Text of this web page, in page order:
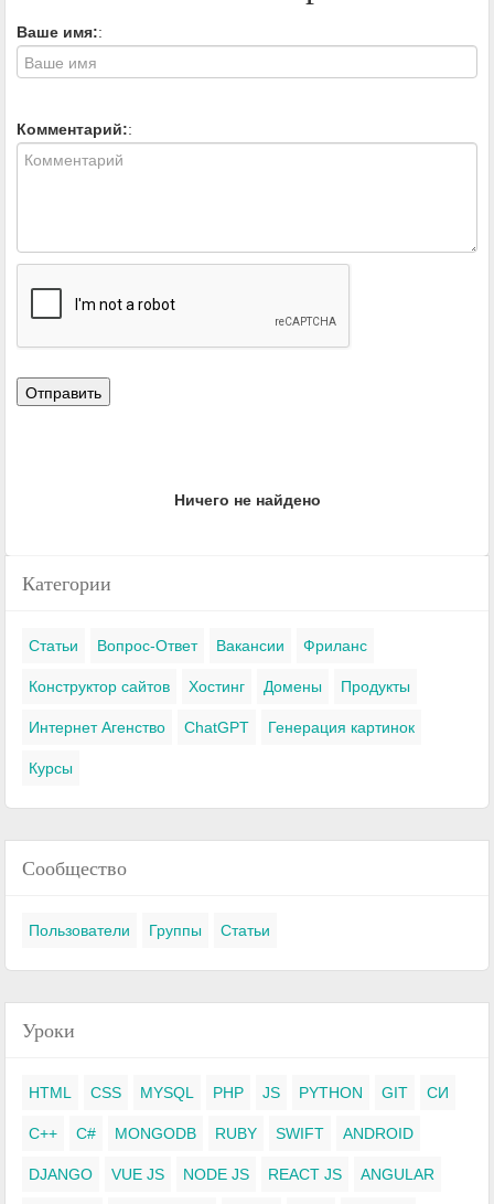
Ваше имя::
Комментарий::
Ничего не найдено
Категории
Статьи Вопрос-Ответ Вакансии Фриланс
Конструктор сайтов Хостинг Домены Продукты
Интернет Агенство ChatGPT Генерация картинок
Курсы
Сообщество
Пользователи Группы Статьи
Уроки
HTML CSS MYSQL PHP JS PYTHON GIT СИ
C++ C# MONGODB RUBY SWIFT ANDROID
DJANGO VUE JS NODE JS REACT JS ANGULAR